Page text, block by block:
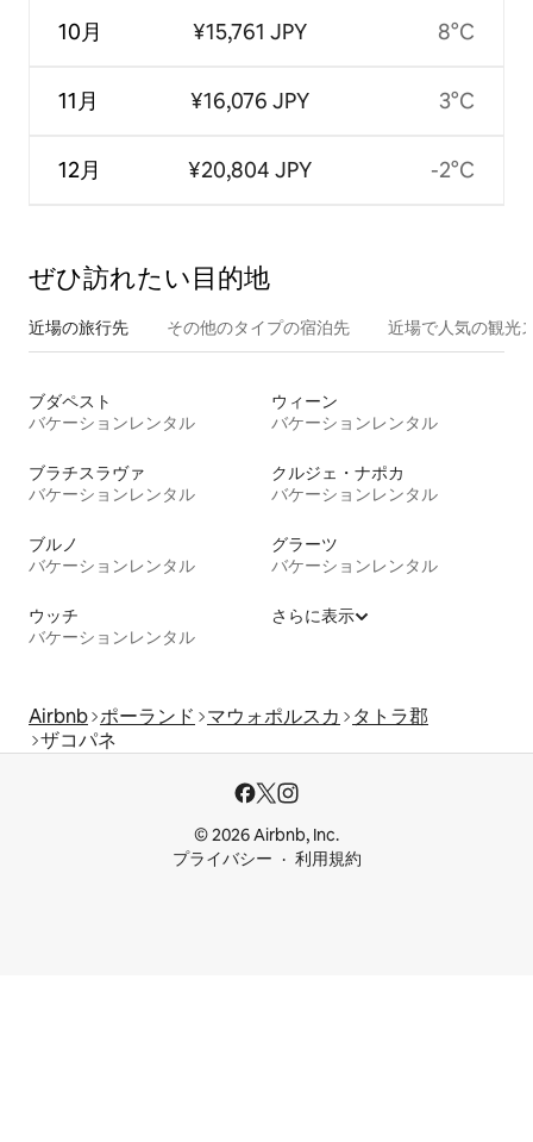
10月
11月
12月
¥15,761 JPY
¥16,076 JPY
¥20,804 JPY
8°C
3°C
-2°C
ぜひ訪⁠れ⁠た⁠い目⁠的⁠地
近場の旅行先 その他のタ⁠イ⁠プ⁠の宿⁠泊⁠先 近場で人気の観光
ブダペスト
バケーションレンタル
ウィーン
バケーションレンタル
ブラチスラヴァ
バケーションレンタル
クルジェ・ナポカ
バケーションレンタル
ブルノ
バケーションレンタル
グラーツ
バケーションレンタル
ウッチ
バケーションレンタル
さらに表示
Airbnb ポーランド マウォポルスカ
タトラ郡
ザコパネ
© 2026 Airbnb, Inc.
プライバシー
利用規約